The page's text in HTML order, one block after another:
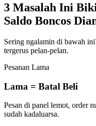
3 Masalah Ini
Saldo Boncos
Sering ngalamin di bawah
tergerus pelan-pelan.
Pesanan Lama
Lama = Batal Beli
Pesan di panel lemot, order
sudah kadaluarsa.